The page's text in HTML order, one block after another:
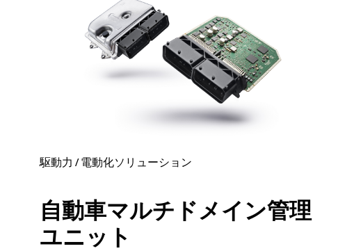
駆動力 / 電動化ソリューション
自動車マルチドメイン管理
ユニット